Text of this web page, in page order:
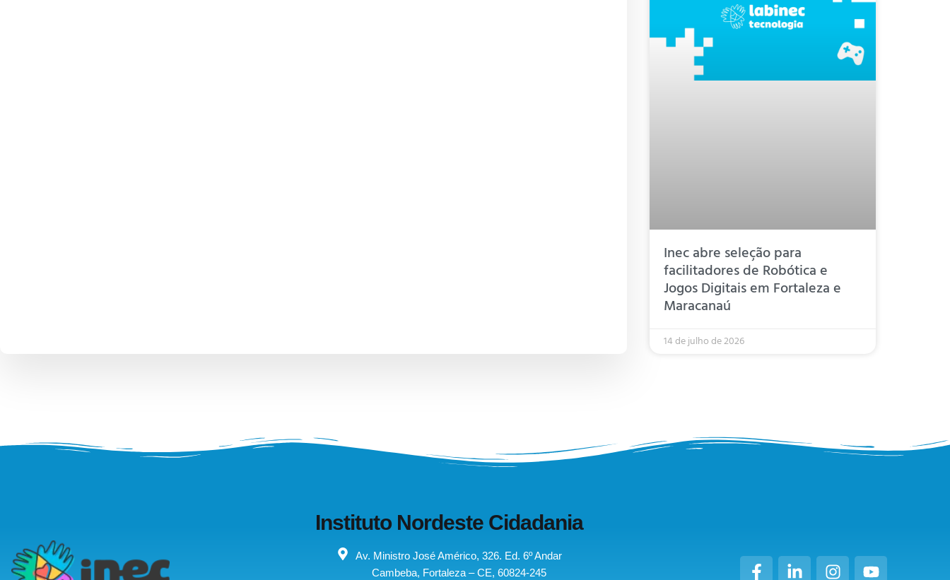
Inec abre seleção para
facilitadores de Robótica e
Jogos Digitais em Fortaleza e
Maracanaú
14 de julho de 2026
Instituto Nordeste Cidadania
Av. Ministro José Américo, 326. Ed. 6º Andar
Cambeba, Fortaleza – CE, 60824-245